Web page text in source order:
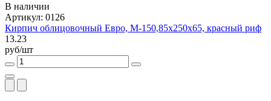
В наличии
Артикул: 0126
Кирпич облицовочный Евро, М-150,85x250x65, красный риф
13.23
руб/шт